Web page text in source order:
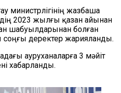
министрлігінің жазбаша
2023 жылғы қазан айынан
шабуылдарынан болған
деректер жарияланды.
ауруханаларға 3 мәйіт
хабарланды.